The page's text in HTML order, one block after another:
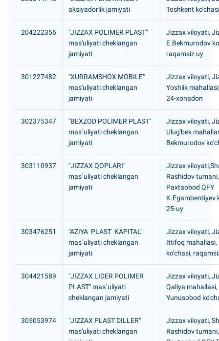
aksiyadorlik jamiyati
Toshkent
204222356
"JIZZAX POLIMER PLAST"
mas'uliyati cheklangan
jamiyati
Jizzax viloyati,
E.Bekmurodov
raqamsiz uy
301227482
"XURRAMSHOX MOBILE"
mas'uliyati cheklangan
jamiyati
Jizzax viloyati,
Yoshlik
24-xonadon
302375347
"BEXZOD POLIMER PLAST"
mas`uliyati cheklangan
jamiyati
Jizzax viloyati,
Ulug'bek
Bekmurodov
303110937
"JIZZAX QOPLARI"
mas`uliyati cheklangan
jamiyati
Jizzax
Rashidov tumani,
Paxtaobod QFY
K.Egamberdiyev
25-uy
303476251
"AZIYA PLAST KAPITAL"
mas`uliyati cheklangan
jamiyati
Jizzax viloyati,
Ittifoq mahallasi,
ko'chasi,
304421589
"JIZZAX LIDER POLIMER
PLAST" mas`uliyati
cheklangan jamiyati
Jizzax viloyati,
Qaliya mahallasi,
Yunusobod
305053974
"JIZZAX PLAST DILLER"
mas'uliyati cheklangan
Jizzax viloyati,
Rashidov tumani,